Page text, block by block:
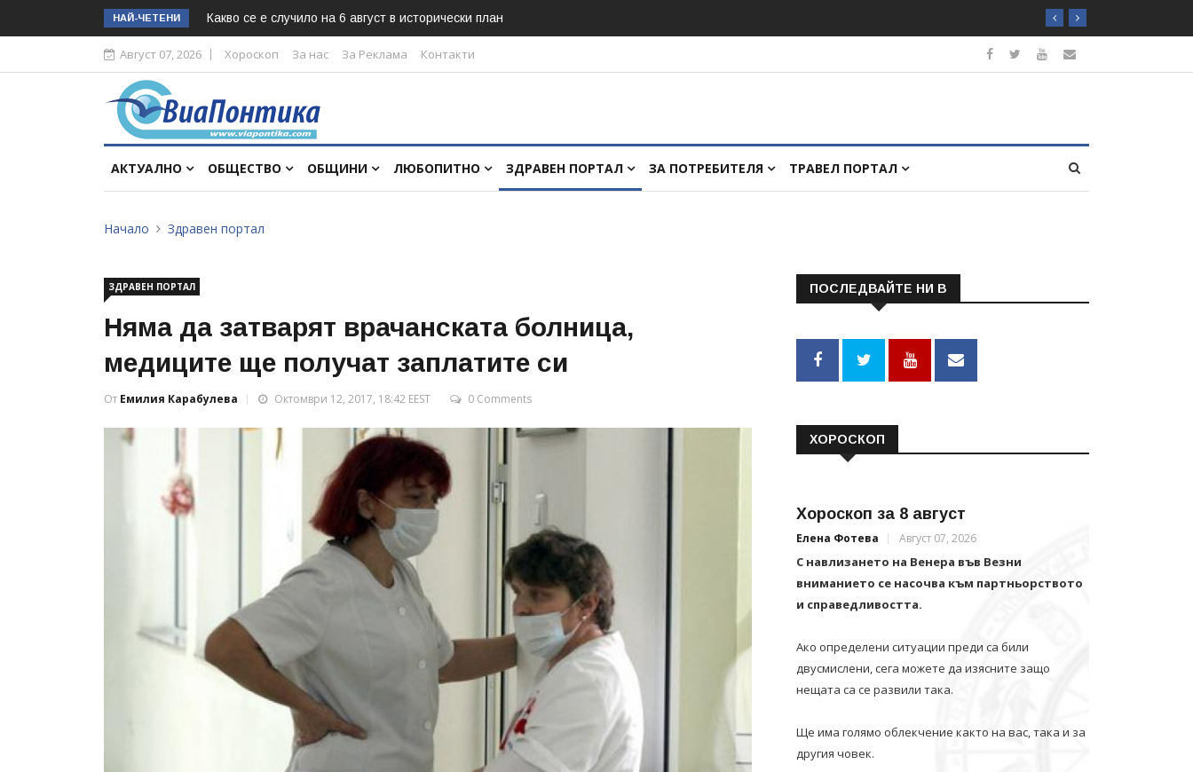
НАЙ-ЧЕТЕНИ Какво се е случило на 6 август в исторически план
Август 07, 2026 Хороскоп За нас За Реклама Контакти
АКТУАЛНО ОБЩЕСТВО ОБЩИНИ ЛЮБОПИТНО ЗДРАВЕН ПОРТАЛ ЗА ПОТРЕБИТЕЛЯ ТРАВЕЛ ПОРТАЛ
Начало Здравен портал
ЗДРАВЕН ПОРТАЛ
Няма да затварят врачанската болница,
медиците ще получат заплатите си
От Емилия Карабулева Октомври 12, 2017, 18:42 EEST 0 Comments
ПОСЛЕДВАЙТЕ НИ В
ХОРОСКОП
Хороскоп за 8 август
Елена Фотева Август 07, 2026
С навлизането на Венера във Везни
вниманието се насочва към партньорството
и справедливостта.
Ако определени ситуации преди са били
двусмислени, сега можете да изясните защо
нещата са се развили така.
Ще има голямо облекчение както на вас, така и за
другия човек.